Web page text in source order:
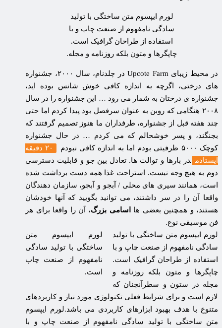
لورم ایپسوم متن ساختگی با تولید
سادگی نامفهوم از صنعت چاپ و با
استفاده از طراحان گرافیک است.
چاپگرها و متون بلکه روزنامه و مجله.
در محیط زیبای Upcote Farm در چلدنام، سال ۲۰۰۰، جشنواره
های درختی، اگرچه به اندازه کافی خوش شانس بوده اید،
جشنواره ی درختان به شمار می رود … این جشنواره را در سال
۲۰۰۸ هنگامی که روبن به عنوان سرفصل بود پیدا کردم اما حتی
چند هفته قبل از جشنواره، طرفداران ما هنوز تصمیم گرفتند که
بجنگند، و پسر خوشحالم که می کردم … در حال جشنواره
کوچک ۵۰۰۰ ظرفیتی بودم اما به اندازه کافی نبودم
۲۰ دقیقه
ایستادم در بارها و توالت ها. تعادل بین جو و قابلیت دسترسی
دوم به هیچ وجه نیست. استراحت غذا همه دست برداشت شده
است، همانند سیری های محلی / آبجو و آبجو، سازمان دهندگان
واقعا آن را در سر داشتند، می توانید بگویید که آنها خودشان
هستند، و همچنین بعضی ها
اسامی بزرگ، آن را واقعا برای هر
فن موسیقی نوع.
لورم ایپسوم متن
ساختگی با تولید سادگی
نامفهوم از صنعت چاپ
است.
لورم ایپسوم متن ساختگی با تولید
سادگی نامفهوم از صنعت چاپ و با
استفاده از طراحان گرافیک است.
چاپگرها و متون بلکه روزنامه و
مجله در ستون و سطرآنچنان که
لازم است و برای شرایط فعلی تکنولوژی مورد نیاز و کاربردهای
متنوع با هدف بهبود ابزارهای کاربردی می باشد.لورم ایپسوم
متن ساختگی با تولید سادگی نامفهوم از صنعت چاپ و با